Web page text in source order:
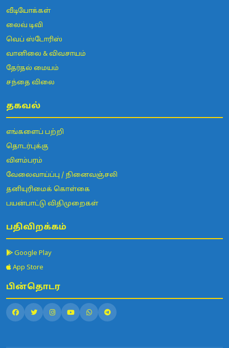
வீடியோக்கள்
லைவ் டிவி
வெப் ஸ்டோரிஸ்
வானிலை & விவசாயம்
தேர்தல் மையம்
சந்தை விலை
தகவல்
எங்களைப் பற்றி
தொடர்புக்கு
விளம்பரம்
வேலைவாய்ப்பு / நினைவஞ்சலி
தனியுரிமைக் கொள்கை
பயன்பாட்டு விதிமுறைகள்
பதிவிறக்கம்
Google Play
App Store
பின்தொடர